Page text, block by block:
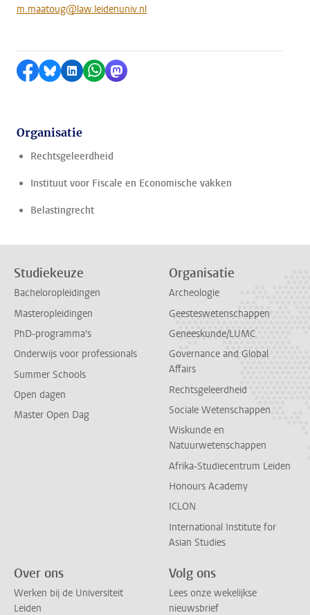
m.maatoug@law.leidenuniv.nl
Delen op Facebook
Delen via Bluesky
Delen op LinkedIn
Delen via WhatsApp
Delen via Mastodon
Organisatie
Rechtsgeleerdheid
Instituut voor Fiscale en Economische vakken
Belastingrecht
Studiekeuze
Bacheloropleidingen
Masteropleidingen
PhD-programma's
Onderwijs voor professionals
Summer Schools
Open dagen
Master Open Dag
Organisatie
Archeologie
Geesteswetenschappen
Geneeskunde/LUMC
Governance and Global
Affairs
Rechtsgeleerdheid
Sociale Wetenschappen
Wiskunde en
Natuurwetenschappen
Afrika-Studiecentrum Leiden
Honours Academy
ICLON
International Institute for
Asian Studies
Over ons
Werken bij de Universiteit
Leiden
Volg ons
Lees onze wekelijkse
nieuwsbrief